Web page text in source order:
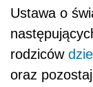
Ustawa o
rodziców
oraz